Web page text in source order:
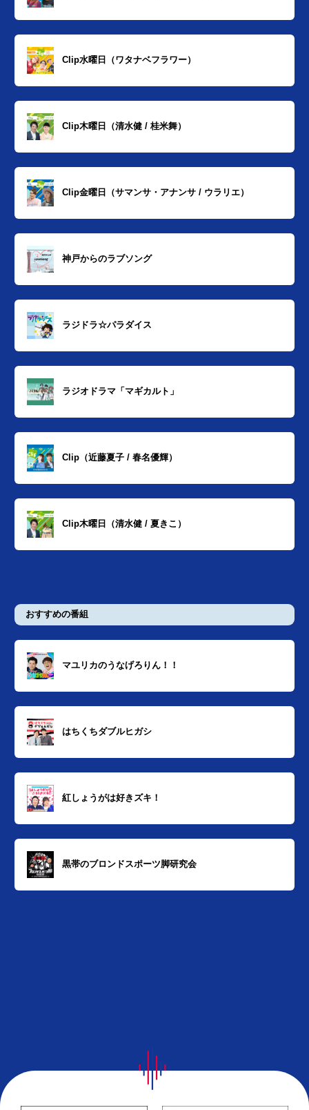
Clip水曜日（ワタナベフラワー）
Clip木曜日（清水健 / 桂米舞）
Clip金曜日（サマンサ・アナンサ / ウラリエ）
神戸からのラブソング
ラジドラ☆パラダイス
ラジオドラマ「マギカルト」
Clip（近藤夏子 / 春名優輝）
Clip木曜日（清水健 / 夏きこ）
おすすめの番組
マユリカのうなげろりん！！
はちくちダブルヒガシ
紅しょうがは好きズキ！
黒帯のブロンドスポーツ脚研究会